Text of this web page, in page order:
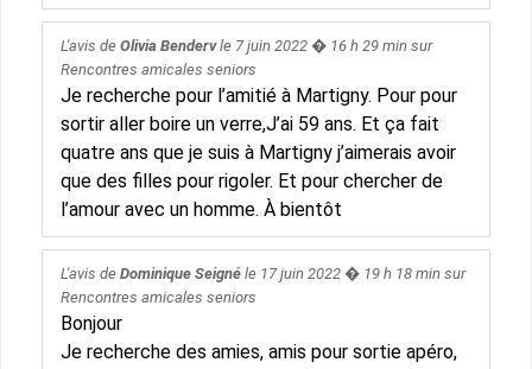
L'avis de Olivia Bendervle 7 juin 2022� 16 h 29 min sur
Rencontres amicales seniors
Je recherche pour l’amitié à Martigny. Pour pour
sortir aller boire un verre,J’ai 59 ans. Et ça fait
quatre ans que je suis à Martigny j’aimerais avoir
que des filles pour rigoler. Et pour chercher de
l’amour avec un homme. À bientôt
L'avis de Dominique Seignéle 17 juin 2022� 19 h 18 min sur
Rencontres amicales seniors
Bonjour
Je recherche des amies, amis pour sortie apéro,